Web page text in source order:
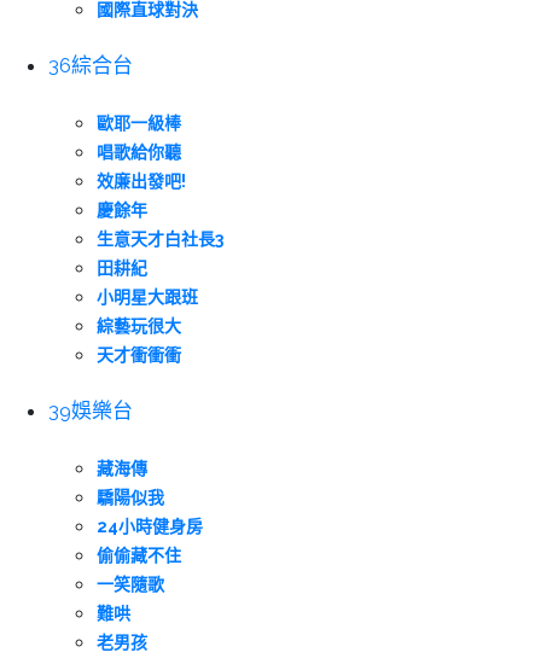
國際直球對決
36綜合台
歐耶一級棒
唱歌給你聽
效廉出發吧!
慶餘年
生意天才白社長3
田耕紀
小明星大跟班
綜藝玩很大
天才衝衝衝
39娛樂台
藏海傳
驕陽似我
24小時健身房
偷偷藏不住
一笑隨歌
難哄
老男孩